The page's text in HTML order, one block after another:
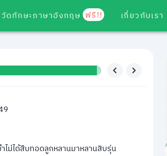
วัดทักษะภาษาอังกฤษ ฟรี!! เกี่ยวกับเรา
ม่ได้สืบทอดลูกหลานมาหลานสิบรุ่น